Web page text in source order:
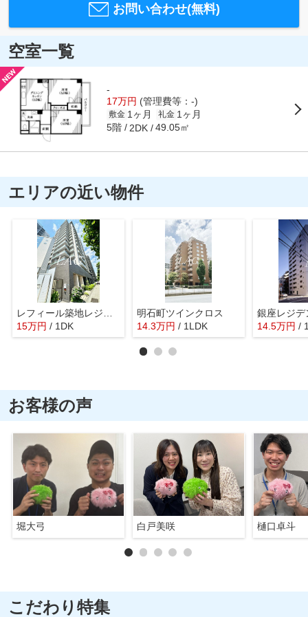
お問い合わせ(無料)
空室一覧
-
17万円 (管理費等：-)
敷金 1ヶ月 礼金 1ヶ月
5階 2DK 49.05㎡
エリアの近い物件
15万円 / 1DK
明石町ツインクロス
14.3万円 / 1LDK
銀座レジデ
14.5万円 /
お客様の声
堀大弓 白戸美咲 樋口卓斗
こだわり特集